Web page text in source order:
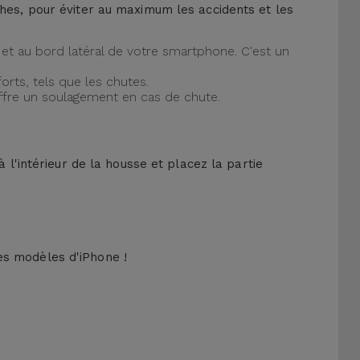
pour éviter au maximum les accidents et les
au bord latéral de votre smartphone. C'est un
tels que les chutes.
un soulagement en cas de chute.
l'intérieur de la housse et placez la partie
modèles d'iPhone !